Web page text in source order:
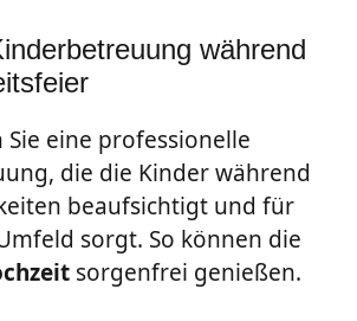
während
eine professionelle
die die Kinder während
beaufsichtigt und für
sorgt. So können die
sorgenfrei genießen.